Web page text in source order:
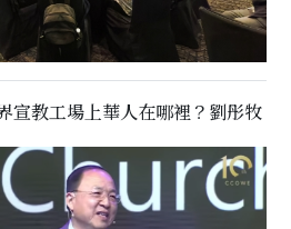
宣教工場上華人在哪裡？劉彤牧